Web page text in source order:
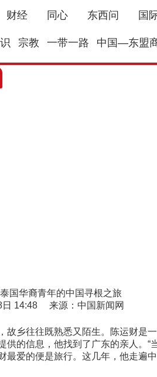
财经 同心 东西问 国
宗教 一带一路 中国—东盟
国华裔青年的中国寻根之旅
日 14:48 来源：中国新闻网
乡往往既熟悉又陌生。陈运财是一
信息，他找到了广东的亲人。“
最爱的便是旅行。这几年，他走遍